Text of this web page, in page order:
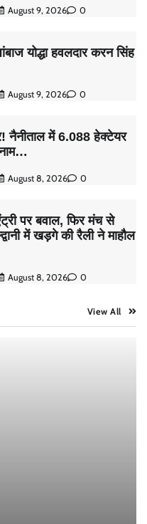
August 9, 2026 0
योद्धा हवलदार करन सिंह
August 9, 2026 0
नैनीताल में 6.088 हेक्टेयर
August 8, 2026 0
पर बवाल, फिर मंच से
में खड़गे की रैली ने माहौल
August 8, 2026 0
View All